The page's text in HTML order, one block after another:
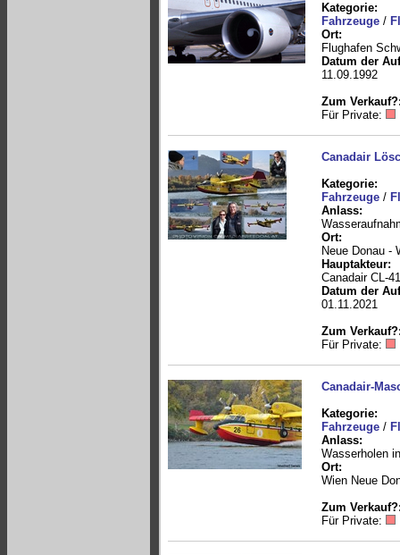
Kategorie:
Fahrzeuge /
Ort:
Flughafen
Datum der
11.09.1992
Zum
Für Private:
Canadair
Kategorie:
Fahrzeuge /
Anlass:
Ort:
Neue Donau -
Hauptakteur:
Canadair CL-
Datum der
01.11.2021
Zum
Für Private:
Canadair-
Kategorie:
Fahrzeuge /
Anlass:
Wasserholen
Ort:
Wien Neue
Zum
Für Private: